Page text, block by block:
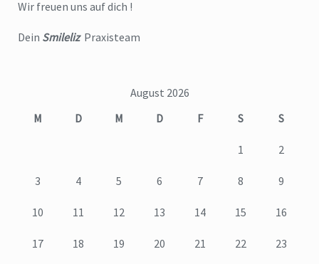
Wir freuen uns auf dich !
Dein SmilelizPraxisteam
August 2026
M
D M D F S S
1 2
3 4 5 6 7 8 9
10 11 12 13 14 15 16
17 18 19 20 21 22 23